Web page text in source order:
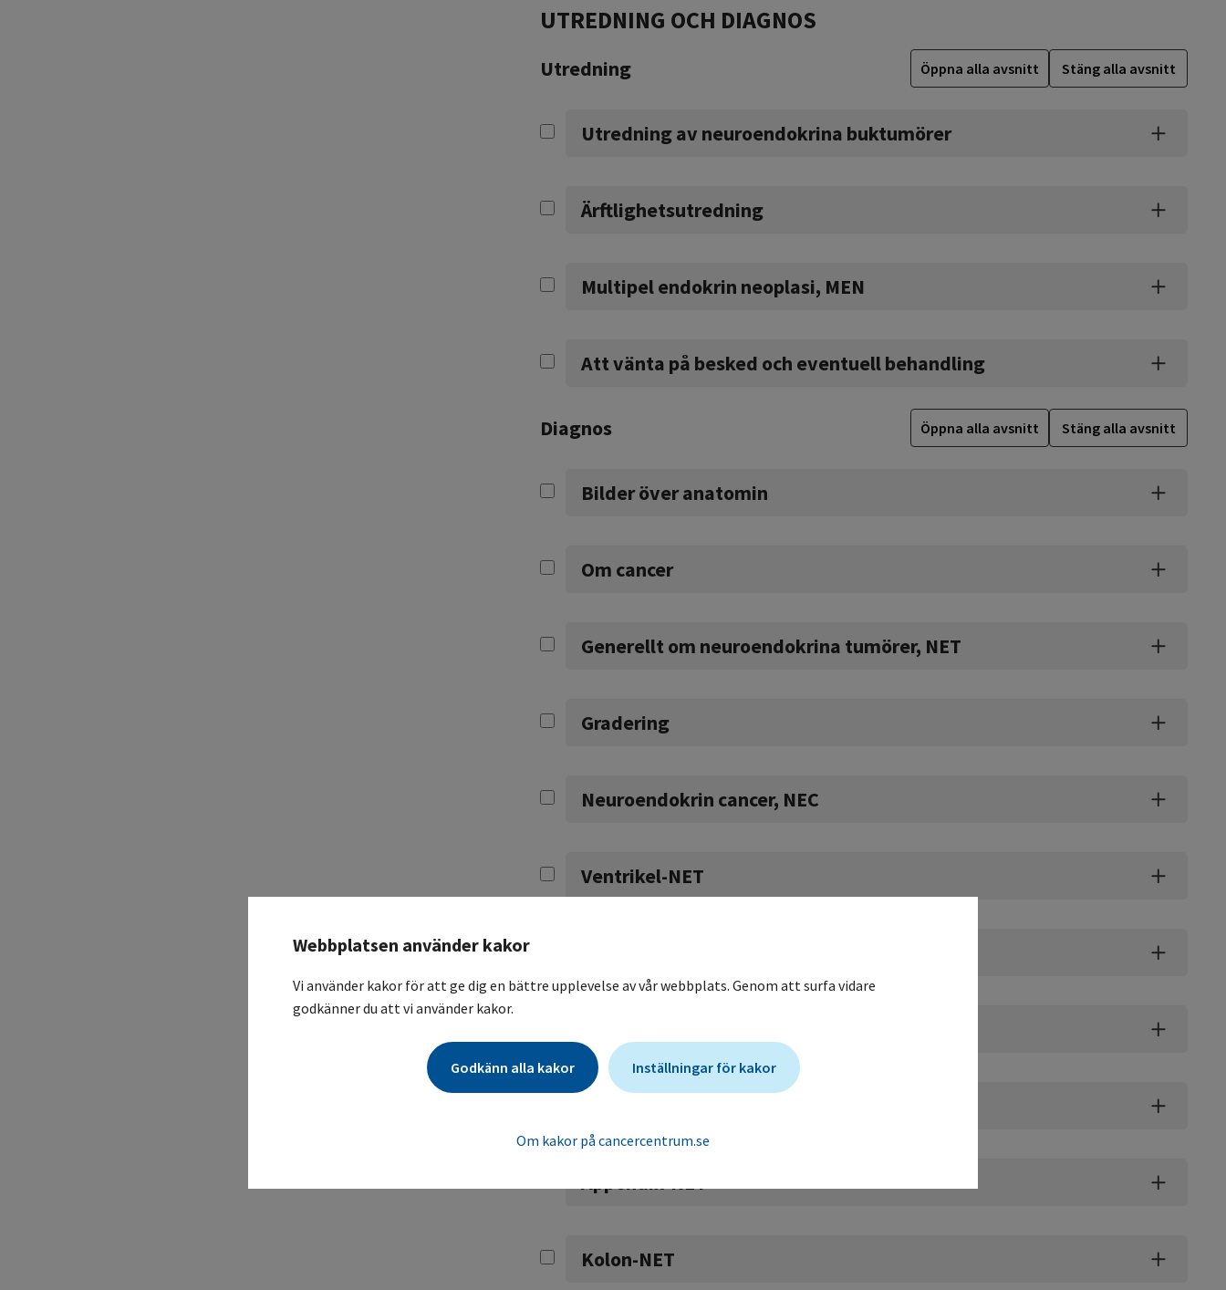
UTREDNING OCH DIAGNOS
Utredning Öppna alla avsnitt Stäng alla avsnitt
Utredning av neuroendokrina buktumörer
Ärftlighetsutredning
Multipel endokrin neoplasi, MEN
Att vänta på besked och eventuell behandling
Diagnos Öppna alla avsnitt Stäng alla avsnitt
Bilder över anatomin
Om cancer
Generellt om neuroendokrina tumörer, NET
Gradering
Neuroendokrin cancer, NEC
Ventrikel-NET
Appendix-NET
Kolon-NET
Webbplatsen använder kakor
Vi använder kakor för att ge dig en bättre upplevelse av vår webbplats. Genom att surfa vidare
godkänner du att vi använder kakor.
Godkänn alla kakor Inställningar för kakor
Om kakor på cancercentrum.se